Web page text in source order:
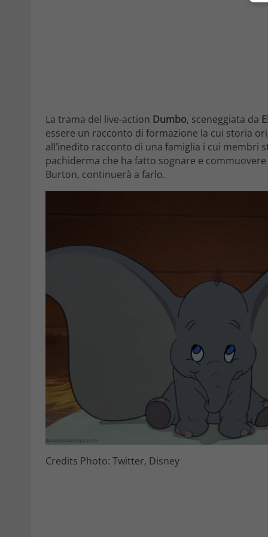
La trama del live-action Dumbo, sceneggiata da
essere un racconto di formazione la cui storia
all’inedito racconto di una famiglia i cui membri
pachiderma che ha fatto sognare e
Burton, continuerà a farlo.
Credits Photo: Twitter, Disney